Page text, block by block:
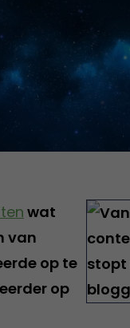
wat
van
op te
op